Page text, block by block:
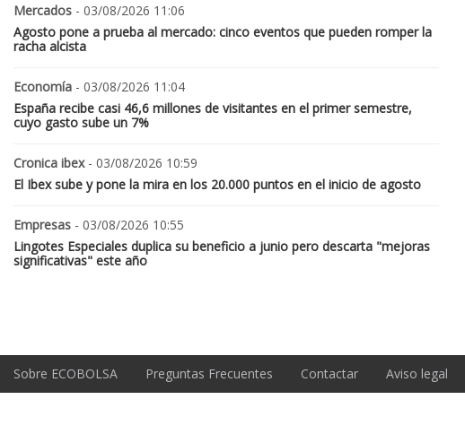
Mercados - 03/08/2026 11:06
Agosto pone a prueba al mercado: cinco eventos que pueden romper la
racha alcista
Economía - 03/08/2026 11:04
España recibe casi 46,6 millones de visitantes en el primer semestre,
cuyo gasto sube un 7%
Cronica ibex- 03/08/2026 10:59
El Ibex sube y pone la mira en los 20.000 puntos en el inicio de agosto
Empresas - 03/08/2026 10:55
Lingotes Especiales duplica su beneficio a junio pero descarta "mejoras
significativas" este año
Sobre ECOBOLSA Preguntas Frecuentes Contactar Aviso legal